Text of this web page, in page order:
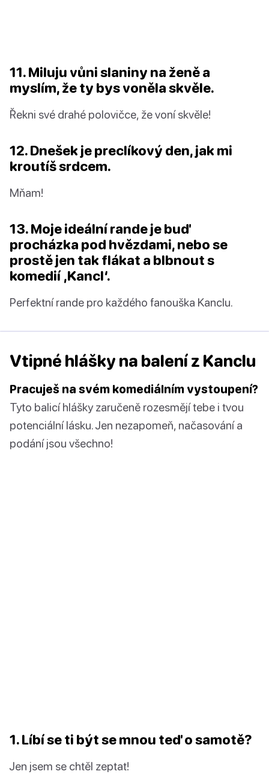
11. Miluju vůni slaniny na ženě a
myslím, že ty bys voněla skvěle.
Řekni své drahé polovičce, že voní skvěle!
12. Dnešek je preclíkový den, jak mi
kroutíš srdcem.
Mňam!
13. Moje ideální rande je buď
procházka pod hvězdami, nebo se
prostě jen tak flákat a blbnout s
komedií ‚Kancl‘.
Perfektní rande pro každého fanouška Kanclu.
Vtipné hlášky na balení z Kanclu
Pracuješ na svém komediálním vystoupení?
Tyto balicí hlášky zaručeně rozesmějí tebe i tvou
potenciální lásku. Jen nezapomeň, načasování a
podání jsou všechno!
1. Líbí se ti být se mnou teď o samotě?
Jen jsem se chtěl zeptat!